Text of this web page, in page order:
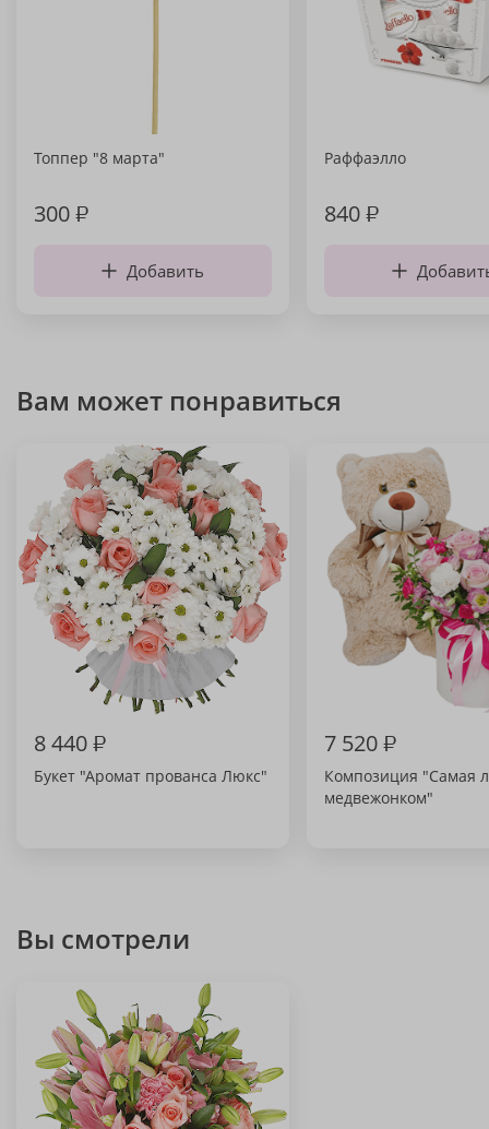
Топпер "8 марта"
300₽
Добавить
Раффаэлло
840₽
Вам может понравиться
8 440₽
Букет "Аромат прованса Люкс"
7 520₽
Композиция "Самая
медвежонком"
Вы смотрели